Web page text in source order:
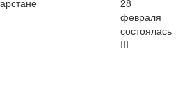
28
февраля
состоялась
III